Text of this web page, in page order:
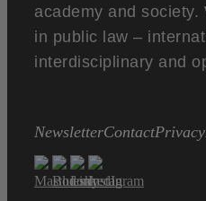
academy and
in public law –
interdisciplinary and
NewsletterContactPrivacy